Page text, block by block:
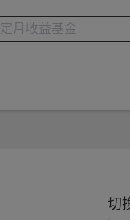
想搜尋的基金關鍵字
切